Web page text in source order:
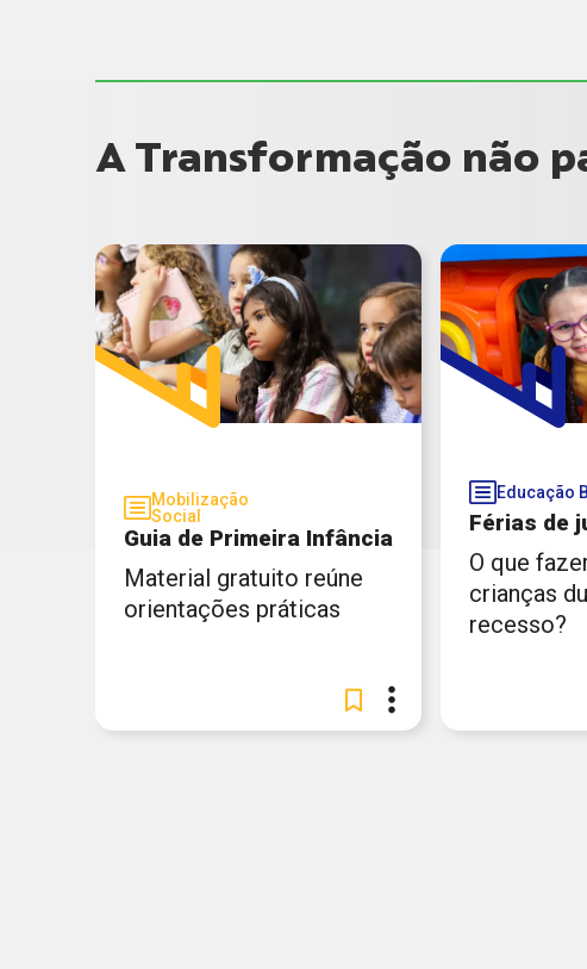
A Transformação não
Mobilização
Social
Guia de Primeira Infância
Material gratuito reúne
orientações práticas
Educação
Férias de
O que
crianças
recesso?